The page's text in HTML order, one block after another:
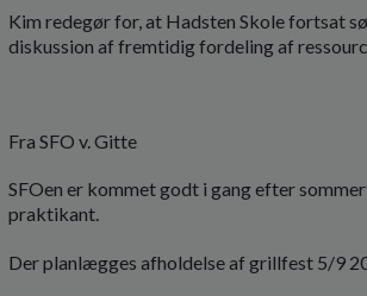
Kim redegør for, at Hadsten Skole fortsat
diskussion af fremtidig fordeling af
Fra SFO v. Gitte
SFOen er kommet godt i gang efter
praktikant.
Der planlægges afholdelse af grillfest 5/9